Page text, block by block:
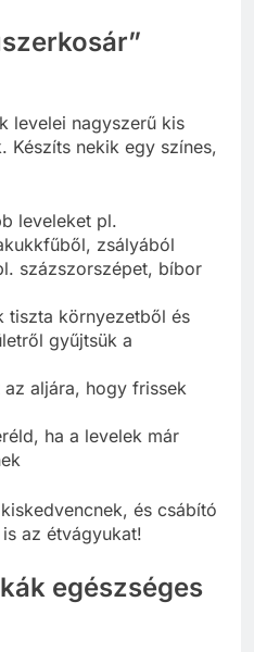
levelei nagyszerű kis
Készíts nekik egy színes,
leveleket pl.
zsályából
százszorszépet, bíbor
tiszta környezetből és
gyűjtsük a
aljára, hogy frissek
ha a levelek már
és csábító
az étvágyukat!
egészséges